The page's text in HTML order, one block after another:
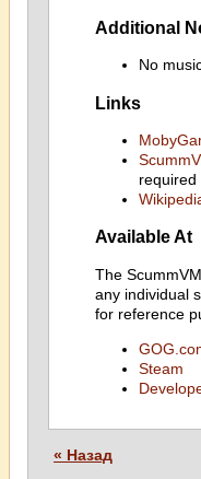
Additional
No
Links
required
Available At
The
any individual
for reference
Steam
« Назад